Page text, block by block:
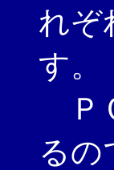
れぞ
す。
Ｐ
るの